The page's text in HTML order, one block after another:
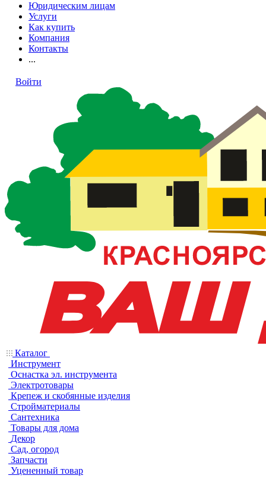
Юридическим лицам
Услуги
Как купить
Компания
Контакты
...
Войти
Каталог
Инструмент
Оснастка эл. инструмента
Электротовары
Крепеж и скобянные изделия
Стройматериалы
Сантехника
Товары для дома
Декор
Сад, огород
Запчасти
Уцененный товар